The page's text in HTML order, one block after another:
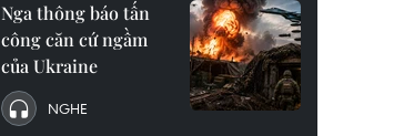
Nga thông báo tấn
công căn cứ ngầm
của Ukraine
NGHE